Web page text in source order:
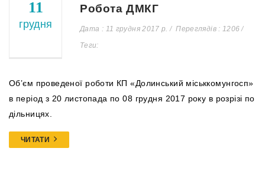
11
грудня
Робота ДМКГ
Дата : 11 грудня 2017 р.
Переглядів : 1206
Теги:
Об’єм проведеної роботи КП «Долинський міськкомунгосп»
в період з 20 листопада по 08 грудня 2017 року в розрізі по
дільницях.
ЧИТАТИ